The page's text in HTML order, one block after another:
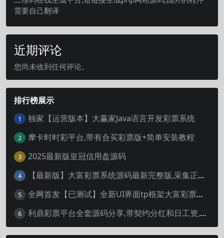
需要自己翻译
近期评论
您尚未收到任何评论。
排行榜展示
1 独家【运营版本】大赢家Java语言开发彩票系统
2 摩卡时时彩平台,带有合买彩票版+简单安装教程
3 2025最新版皇冠信用盘源码
4 【最新版】大富彩票系统源码最新完整版,采集正常,修复已知问题
5 全网首发【已测试】全新UI界面tp框架大富彩票系统二次开发完整版系统开奖采集正常
6 利鼎彩票平台全套源码分享,带契约分红和日工资,完整版视频搭建教程